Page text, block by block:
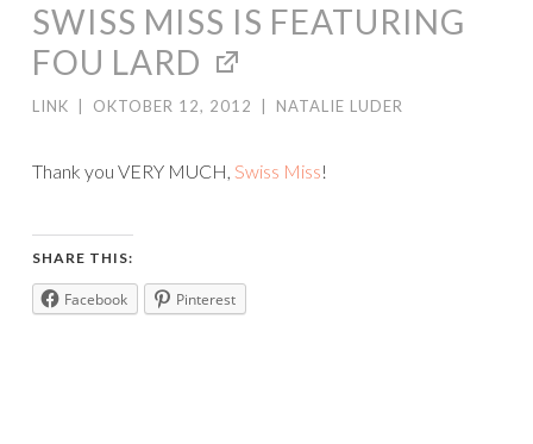
SWISS MISS IS FEATURING
FOU LARD
LINK OKTOBER 12, 2012 NATALIE LUDER
Thank you VERY MUCH, Swiss Miss!
SHARE THIS:
Facebook Pinterest